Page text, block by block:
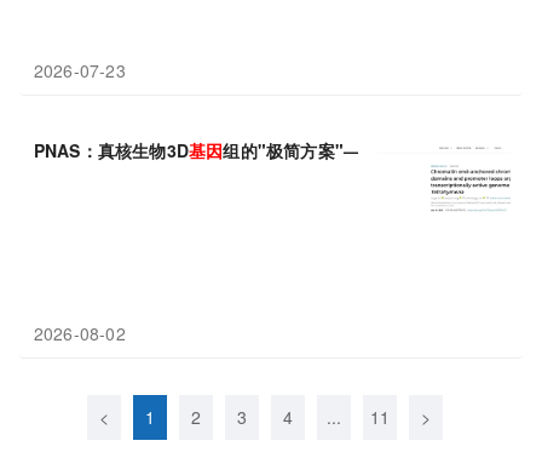
2026-07-23
PNAS：真核生物3D基因组的"极简方案"——中国科学技术大学宋
2026-08-02
< 1 2 3 4 ... 11 >